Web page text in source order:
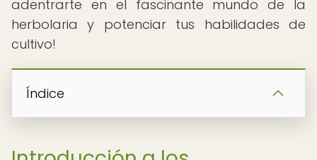
adentrarte en el fascinante mundo de la
herbolaria y potenciar tus habilidades de
cultivo!
Índice